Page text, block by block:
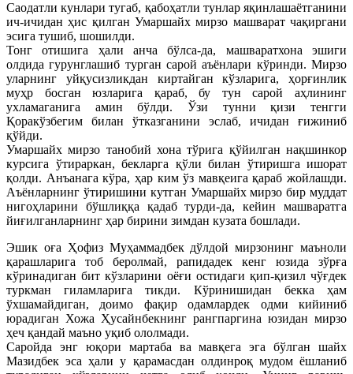
Саодатли кунлари тугаб, қабоҳатли тунлар яқинлашаётганини
ич-ичидан ҳис қилган Умаршайх мирзо машварат чақиргани
эсига тушиб, шошилди.
Тонг отишига ҳали анча бўлса-да, машваратхона эшиги
олдида гурунглашиб турган сарой аъёнлари кўринди. Мирзо
уларнинг уйқусизликдан киртайган кўзларига, ҳорғинлик
муҳр босган юзларига қараб, бу тун сарой аҳлининг
ухламаганига амин бўлди. Ўзи тунни қизи тенгги
Қоракўзбегим билан ўтказганини эслаб, ичидан ғижиниб
қўйди.
Умаршайх мирзо танобий хона тўрига қўйилган нақшинкор
курсига ўтираркан, бекларга қўли билан ўтиришга ишорат
қолди. Анъанага кўра, ҳар ким ўз мавқеига қараб жойлашди.
Аъёнларнинг ўтиришини кутган Умаршайх мирзо бир муддат
нигоҳларини бўшлиққа қадаб турди-да, кейин машваратга
йиғилганларнинг ҳар бирини зимдан кузата бошлади.
Эшик оға Ҳофиз Муҳаммадбек дўлдой мирзонинг маъноли
қарашларига тоб беролмай, рапидадек кенг юзида зўрға
кўринадиган бит кўзларини оёғи остидаги қип-қизил чўғдек
туркман гиламларига тикди. Кўринишидан бекка ҳам
ўхшамайдиган, доимо фақир одамлардек одми кийиниб
юрадиган Хожа Ҳусайнбекнинг рангпаргина юзидан мирзо
ҳеч қандай маъно уқиб ололмади.
Саройда энг юқори мартаба ва мавқега эга бўлган шайх
Мазидбек эса ҳали у қарамасдан олдинроқ мудом ёшланиб